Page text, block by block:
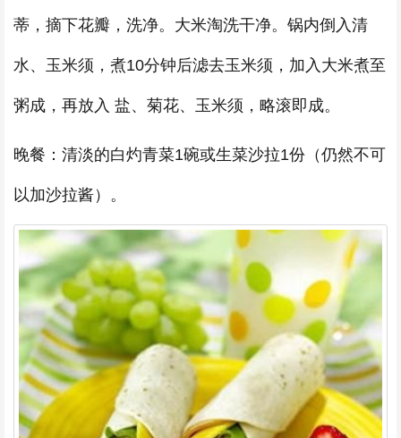
蒂，摘下花瓣，洗净。大米淘洗干净。锅内倒入清
水、玉米须，煮10分钟后滤去玉米须，加入大米煮至
粥成，再放入 盐、菊花、玉米须，略滚即成。
晚餐：清淡的白灼青菜1碗或生菜沙拉1份（仍然不可
以加沙拉酱）。